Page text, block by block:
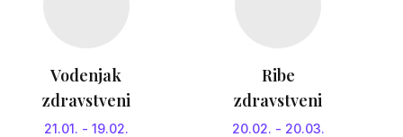
Vodenjak
zdravstveni
21.01. - 19.02.
Ribe
zdravstveni
20.02. - 20.03.